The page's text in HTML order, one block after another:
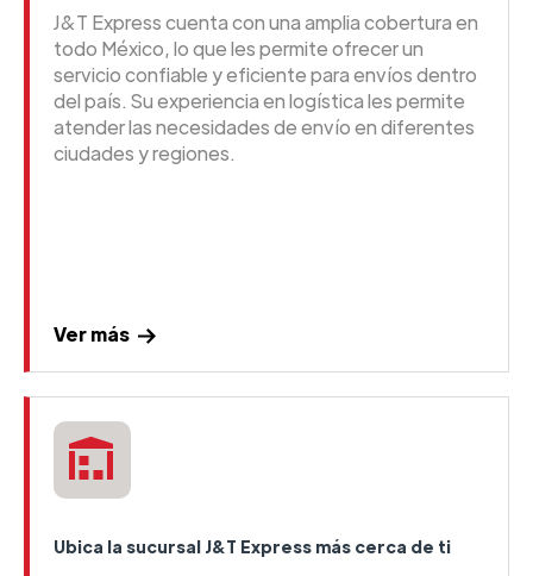
J&T Express cuenta con una amplia cobertura en
todo México, lo que les permite ofrecer un
servicio confiable y eficiente para envíos dentro
del país. Su experiencia en logística les permite
atender las necesidades de envío en diferentes
ciudades y regiones.
Ver más
Ubica la sucursal J&T Express más cerca de ti